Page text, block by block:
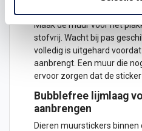
Maak de muur voor het
stofvrij. Wacht bij pas
volledig is uitgehard
aanbrengt. Een muur die
ervoor zorgen dat de
Bubblefree lijmlaag
aanbrengen
Dieren muurstickers